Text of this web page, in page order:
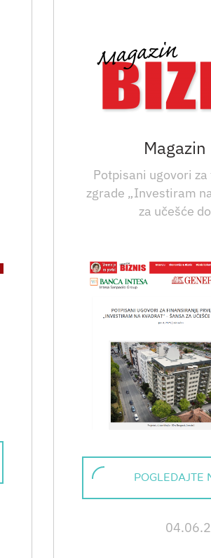
Potpisani ugovori
zgrade „Investiram
za učešće
POGLEDAJTE